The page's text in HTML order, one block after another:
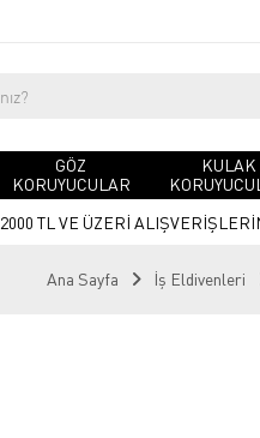
GÖZ
KORUYUCULAR
KULAK
2000 TL VE ÜZERİ
Ana Sayfa İş Eldivenleri